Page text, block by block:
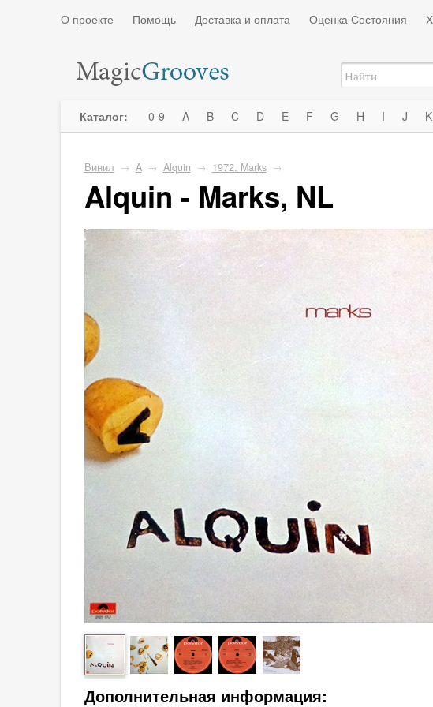
О проекте Помощь Доставка и оплата Оценка Состояния
Каталог: 0-9 A B C D E F G H I J K
Винил → A → Alquin → 1972. Marks →
Alquin - Marks, NL
Дополнительная информация: